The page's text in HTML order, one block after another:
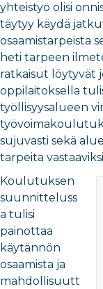
yhteistyö olisi
täytyy käydä
osaamistarpeista
heti tarpeen
ratkaisut löytyvät
oppilaitoksella
työllisyysalueen
sujuvasti sekä
tarpeita
Koulutuksen
suunnitteluss
a tulisi
painottaa
käytännön
osaamista ja
mahdollisuutt